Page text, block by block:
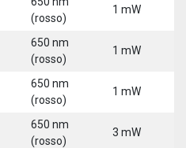
(rosso)
1 mW
650 nm
(rosso)
1 mW
650 nm
(rosso)
1 mW
650 nm
(rosso)
3 mW